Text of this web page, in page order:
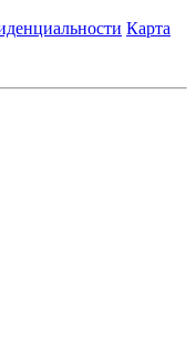
Карта